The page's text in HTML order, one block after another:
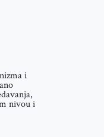
i
nivou i